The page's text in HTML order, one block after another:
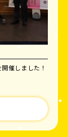
催しました！